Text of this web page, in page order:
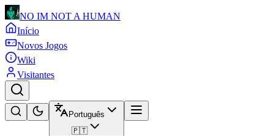
NO IM NOT A HUMAN
Início
Novos Jogos
Wiki
Visitantes
Português
🇵🇹